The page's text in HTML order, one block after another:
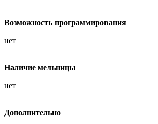
Возможность программирования
нет
Наличие мельницы
нет
Дополнительно